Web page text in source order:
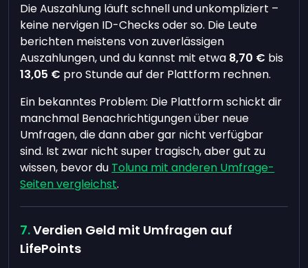
Die Auszahlung läuft schnell und unkompliziert –
keine nervigen ID-Checks oder so. Die Leute
berichten meistens von zuverlässigen
Auszahlungen, und du kannst mit etwa 8,70 € bis
13,05 € pro Stunde auf der Plattform rechnen.
Ein bekanntes Problem: Die Plattform schickt dir
manchmal Benachrichtigungen über neue
Umfragen, die dann aber gar nicht verfügbar
sind. Ist zwar nicht super tragisch, aber gut zu
wissen, bevor du Toluna mit anderen Umfrage-
Seiten vergleichst.
Verdien Geld mit Umfragen auf
LifePoints